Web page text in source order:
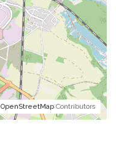
OpenStreetMap Contributors